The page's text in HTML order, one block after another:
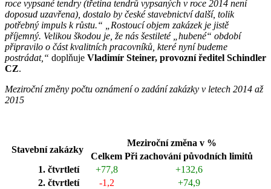
roce vypsané tendry (třetina tendrů vypsaných v roce 2014 není
doposud uzavřena), dostalo by české stavebnictví další, tolik
potřebný impuls k růstu.“
„Rostoucí objem zakázek je jistě
příjemný. Velikou škodou je, že nás šestileté „hubené“ období
připravilo o část kvalitních pracovníků, které nyní budeme
postrádat,“ doplňuje Vladimír Steiner, provozní ředitel Schindler
CZ.
Meziroční změny počtu oznámení o zadání zakázky v letech 2014 až
2015
Stavební zakázky
Meziroční změna v %
Celkem Při zachování původních limitů
1. čtvrtletí
+77,8
+132,6
2. čtvrtletí
-1,2 +74,9